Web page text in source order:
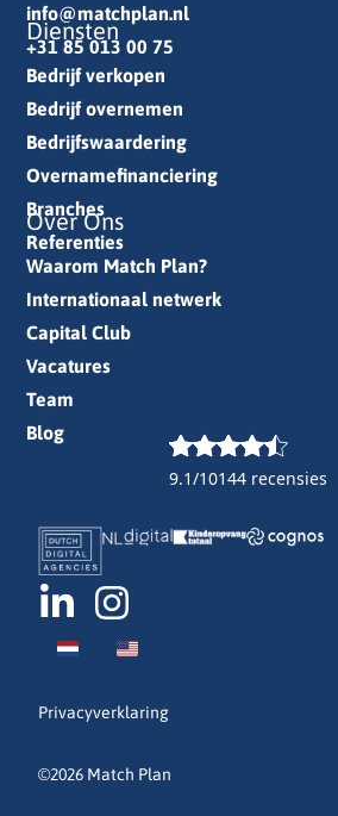
9.1/10144 recensies
info@matchplan.nl
+31 85 013 00 75
Diensten
Bedrijf verkopen
Bedrijf overnemen
Bedrijfswaardering
Overnamefinanciering
Branches
Referenties
Over Ons
Waarom Match Plan?
Internationaal netwerk
Capital Club
Vacatures
Team
Blog
Privacyverklaring
©2026 Match Plan